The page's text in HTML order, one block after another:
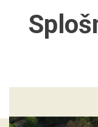
Stalne razstave
Občasne
E-razstave